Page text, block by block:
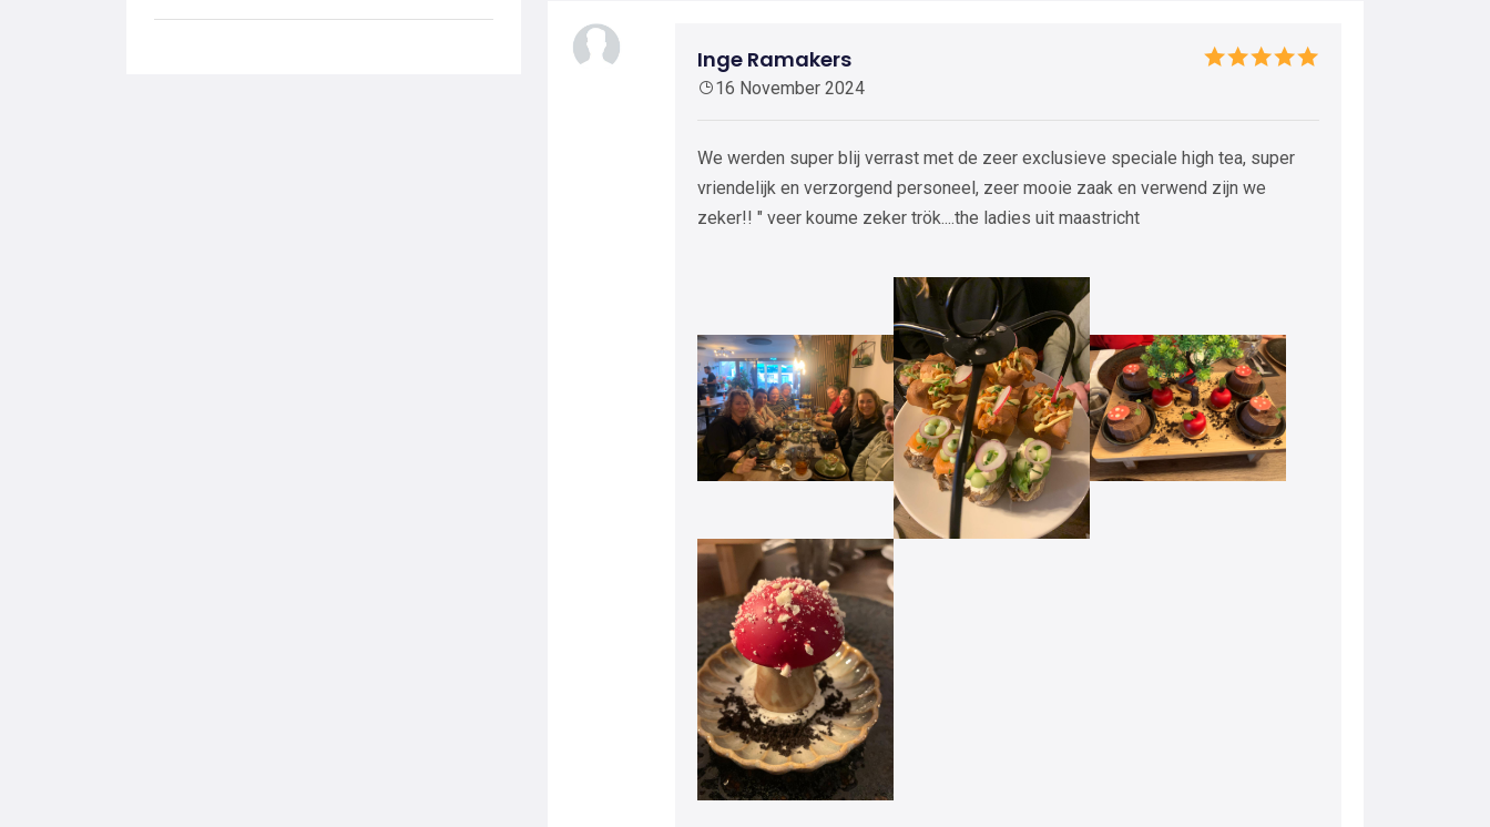
Inge Ramakers
16 November 2024
We werden super blij verrast met de zeer exclusieve speciale high tea, super
vriendelijk en verzorgend personeel, zeer mooie zaak en verwend zijn we
zeker!! " veer koume zeker trök....the ladies uit maastricht